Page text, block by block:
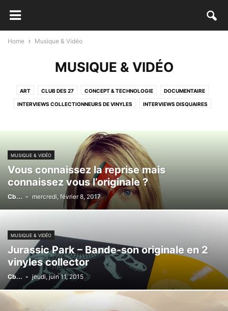
Home Musique & Vidéo
MUSIQUE & VIDÉO
ART CLUB DES 27 CONCEPT & TECHNOLOGIE DOCUMENTAIRE
INTERVIEWS COLLECTIONNEURS DE VINYLES INTERVIEWS DISQUAIRES
STORYTELLING TRANSMEDIA THURSDAY'S DISCOVERIES
VINYL RECORD ART
MUSIQUE & VIDÉO
Vous connaissez la reprise mais
connaissez vous l’originale ?
Cb... - mercredi, février 8, 2017
MUSIQUE & VIDÉO
Jurassic Park – Bande-son originale en 2
vinyles collector
Cb... - jeudi, juin 11, 2015